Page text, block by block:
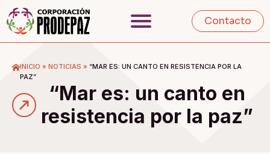
Contacto
INICIO » NOTICIAS » “MAR ES: UN CANTO EN RESISTENCIA POR LA
PAZ”
“Mar es: un canto en
resistencia por la paz”